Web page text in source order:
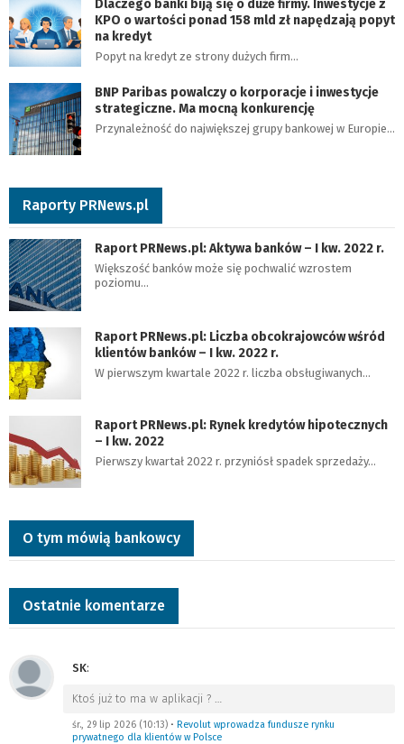
Dlaczego banki biją się o duże firmy. Inwestycje z
KPO o wartości ponad 158 mld zł napędzają popyt
na kredyt
Popyt na kredyt ze strony dużych firm…
BNP Paribas powalczy o korporacje i inwestycje
strategiczne. Ma mocną konkurencję
Przynależność do największej grupy bankowej w Europie…
Raporty PRNews.pl
Raport PRNews.pl: Aktywa banków – I kw. 2022 r.
Większość banków może się pochwalić wzrostem
poziomu…
Raport PRNews.pl: Liczba obcokrajowców wśród
klientów banków – I kw. 2022 r.
W pierwszym kwartale 2022 r. liczba obsługiwanych…
Raport PRNews.pl: Rynek kredytów hipotecznych
– I kw. 2022
Pierwszy kwartał 2022 r. przyniósł spadek sprzedaży…
O tym mówią bankowcy
Ostatnie komentarze
SK:
Ktoś już to ma w aplikacji ? …
śr., 29 lip 2026 (10:13) • Revolut wprowadza fundusze rynku
prywatnego dla klientów w Polsce